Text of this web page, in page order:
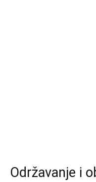
Održavanje i